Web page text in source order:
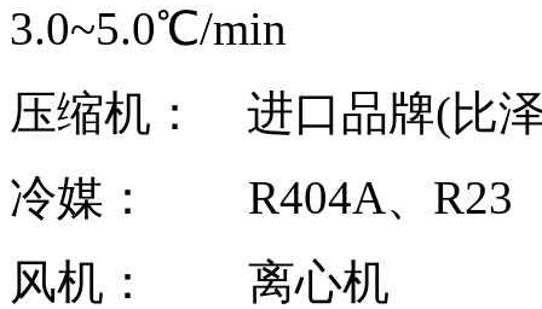
3.0~5.0℃/min
压缩机：
进口品牌(比
冷媒：
R404A、
风机：
离心机